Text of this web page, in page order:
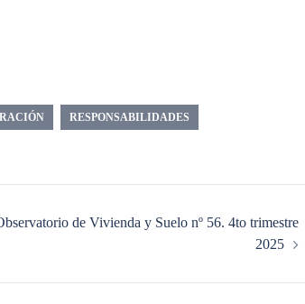
RESPONSABILIDADES
de Vivienda y Suelo nº 56. 4to trimestre
2025